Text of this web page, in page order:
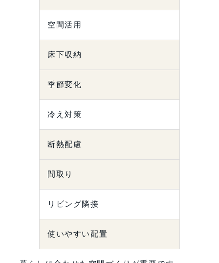
空間活用
床下収納
季節変化
冷え対策
断熱配慮
間取り
リビング隣接
使いやすい配置